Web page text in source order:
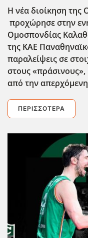
Η νέα διοίκηση της
προχώρησε στην
Ομοσπονδίας
της ΚΑΕ
παραλείψεις σε
στους «πράσινους»,
από την
ΠΕΡΙΣΣΌΤΕΡΑ